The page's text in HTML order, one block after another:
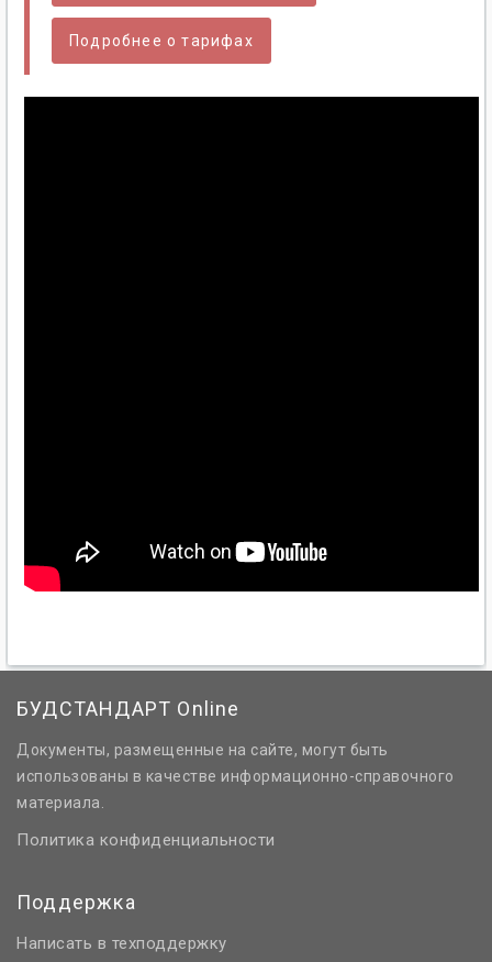
Подробнее о тарифах
БУДСТАНДАРТ Online
Документы, размещенные на сайте, могут быть
использованы в качестве информационно-справочного
материала.
Политика конфиденциальности
Поддержка
Написать в техподдержку